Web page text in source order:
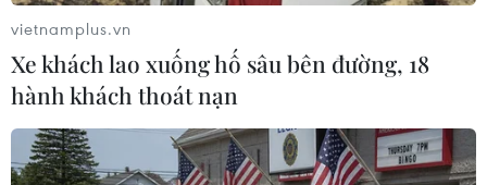
07/08/2026 12:46
Phép thử sức chống chịu của kinh tế
ASEAN
07/08/2026 12:35
vietnamplus.vn
Xe khách lao xuống hố sâu bên đường, 18
hành khách thoát nạn